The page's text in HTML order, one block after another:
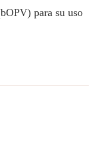
para su uso